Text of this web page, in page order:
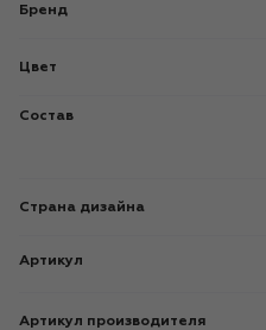
Бренд
Цвет
Состав
Страна дизайна
Артикул
Артикул производителя